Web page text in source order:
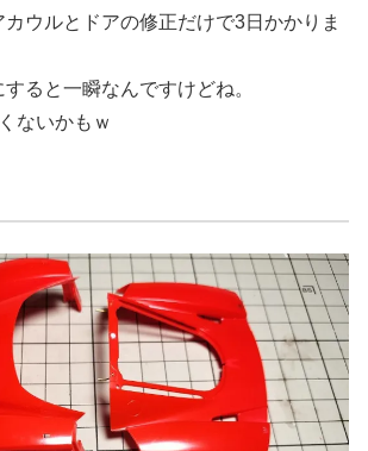
ウルとドアの修正だけで3日かかりま
ると一瞬なんですけどね。
ないかもｗ